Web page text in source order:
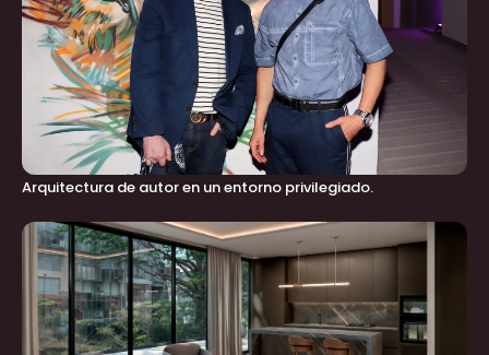
Arquitectura de autor en un entorno privilegiado.